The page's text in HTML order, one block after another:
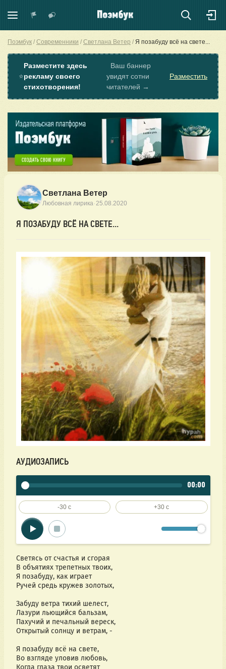
Поэмбук Современники Светлана Ветер Я позабуду всё на свете...
⭐
Разместите здесь
рекламу своего
стихотворения!
Ваш баннер
увидят сотни
читателей →
Разместить
Светлана Ветер
Любовная лирика·25.08.2020
Я ПОЗАБУДУ ВСЁ НА СВЕТЕ...
АУДИОЗАПИСЬ
00:00
-30 c +30 c
Светясь от счастья и сгорая
В объятиях трепетных твоих,
Я позабуду, как играет
Ручей средь кружев золотых,
Забуду ветра тихий шелест,
Лазури льющийся бальзам,
Пахучий и печальный вереск,
Открытый солнцу и ветрам, -
Я позабуду всё на свете,
Во взгляде уловив любовь,